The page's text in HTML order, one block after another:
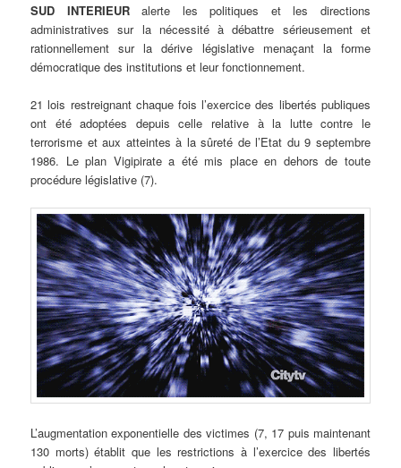
SUD INTERIEURalerte les politiques et les directions
administratives sur la nécessité à débattre sérieusement et
rationnellement sur la dérive législative menaçant la forme
démocratique des institutions et leur fonctionnement.
21 lois restreignant chaque fois l’exercice des libertés publiques
ont été adoptées depuis celle relative à la lutte contre le
terrorisme et aux atteintes à la sûreté de l’Etat du 9 septembre
1986. Le plan Vigipirate a été mis place en dehors de toute
procédure législative (7).
L’augmentation exponentielle des victimes (7, 17 puis maintenant
130 morts) établit que les restrictions à l’exercice des libertés